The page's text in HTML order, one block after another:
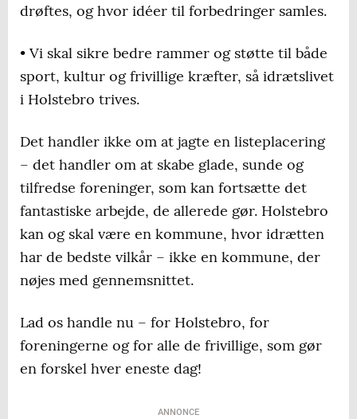
drøftes, og hvor idéer til forbedringer samles.
• Vi skal sikre bedre rammer og støtte til både
sport, kultur og frivillige kræfter, så idrætslivet
i Holstebro trives.
Det handler ikke om at jagte en listeplacering
– det handler om at skabe glade, sunde og
tilfredse foreninger, som kan fortsætte det
fantastiske arbejde, de allerede gør. Holstebro
kan og skal være en kommune, hvor idrætten
har de bedste vilkår – ikke en kommune, der
nøjes med gennemsnittet.
Lad os handle nu – for Holstebro, for
foreningerne og for alle de frivillige, som gør
en forskel hver eneste dag!
ANNONCE